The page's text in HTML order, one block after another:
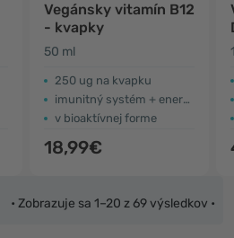
Vegánsky vitamín B12
- kvapky
50 ml
250 ug na kvapku
imunitný systém + energia
v bioaktívnej forme
18,99€
• Zobrazuje sa 1–20 z 69 výsledkov •